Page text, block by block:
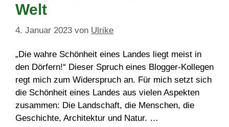
Welt
4. Januar 2023 von Ulrike
„Die wahre Schönheit eines Landes liegt meist in
den Dörfern!“ Dieser Spruch eines Blogger-Kollegen
regt mich zum Widerspruch an. Für mich setzt sich
die Schönheit eines Landes aus vielen Aspekten
zusammen: Die Landschaft, die Menschen, die
Geschichte, Architektur und Natur. …